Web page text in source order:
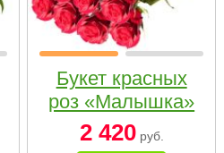
Букет красных
роз «Малышка»
2 420руб.